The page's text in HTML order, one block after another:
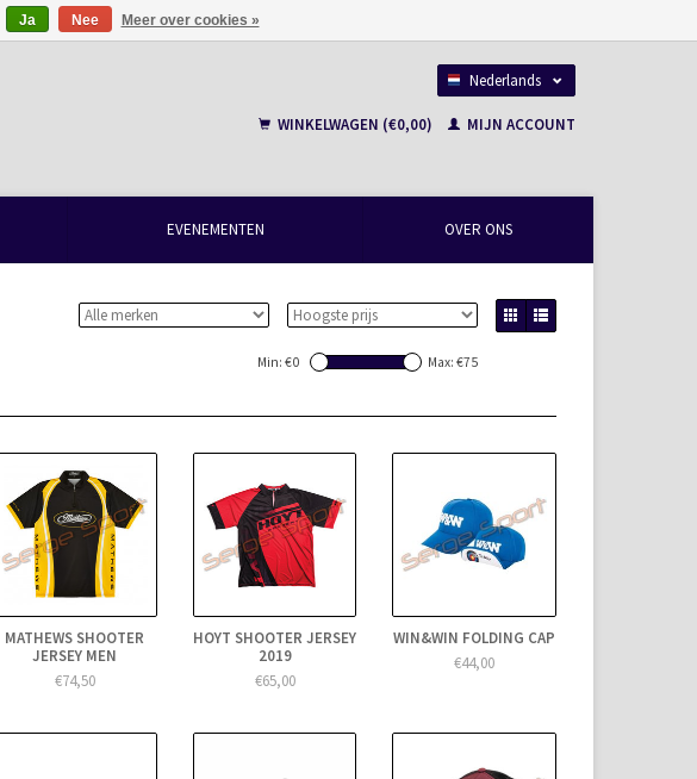
Nederlands
WINKELWAGEN (€0,00)
MIJN ACCOUNT
EVENEMENTEN OVER ONS
Min: €0 Max: €75
MATHEWS SHOOTER
JERSEY MEN
€74,50
HOYT SHOOTER JERSEY
2019
€65,00
WIN&WIN FOLDING CAP
€44,00
Ja Nee Meer over cookies »